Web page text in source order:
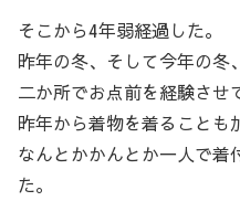
そこから4年弱経過した。
昨年の冬、そして今年の冬
二か所でお点前を経験させ
昨年から着物を着ることも
なんとかかんとか一人で着
た。